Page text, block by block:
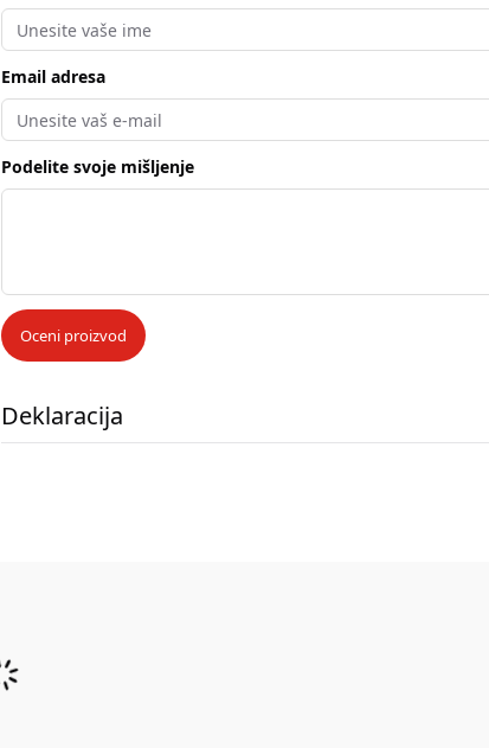
Email adresa
Podelite svoje mišljenje
Oceni proizvod
Deklaracija